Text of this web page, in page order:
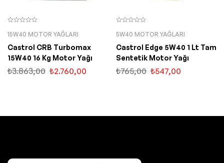
15W40 MOTOR YAĞLARI
Castrol CRB Turbomax
15W40 16 Kg Motor Yağı
₺3.863,00 ₺2.760,00
5W40 MOTOR YAĞLARI
Castrol Edge 5W40 1 Lt Tam
Sentetik Motor Yağı
₺765,00 ₺547,00